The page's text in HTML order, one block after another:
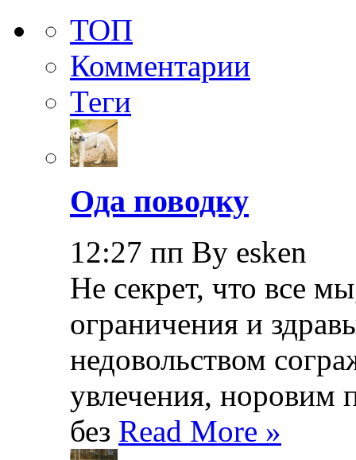
ТОП
Комментарии
Теги
Ода поводку
12:27 пп By esken
Не секрет, что все
ограничения и
недовольством
увлечения, норовим
без Read More »